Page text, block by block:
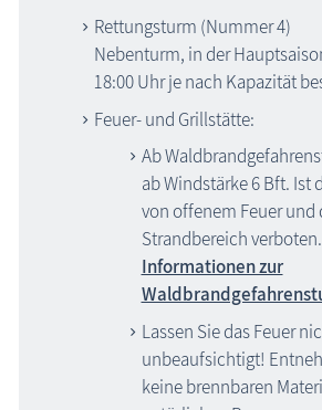
Rettungsturm (Nummer 4)
Nebenturm, in der
18:00 Uhr je nach Kapazität
Feuer- und Grillstätte:
Ab
ab Windstärke 6 Bft. Ist
von offenem Feuer und
Strandbereich verboten.
Informationen zur
Lassen Sie das Feuer
unbeaufsichtigt!
keine brennbaren